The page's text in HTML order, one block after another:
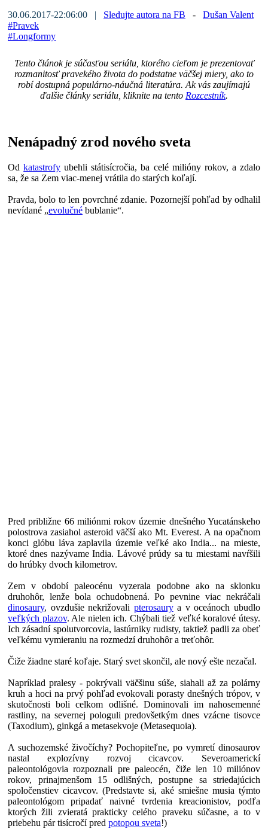
30.06.2017-22:06:00 | Sledujte autora na FB - Dušan Valent
#Pravek
#Longformy
Tento článok je súčasťou seriálu, ktorého cieľom je prezentovať
rozmanitosť pravekého života do podstatne väčšej miery, ako to
robí dostupná populárno-náučná literatúra. Ak vás zaujímajú
ďalšie články seriálu, kliknite na tento Rozcestník.
Nenápadný zrod nového sveta
Odkatastrofy ubehli státisícročia, ba celé milióny rokov, a zdalo
sa, že sa Zem viac-menej vrátila do starých koľají.
Pravda, bolo to len povrchné zdanie. Pozornejší pohľad by odhalil
nevídané „evolučné bublanie“.
Pred približne 66 miliónmi rokov územie dnešného Yucatánskeho
polostrova zasiahol asteroid väčší ako Mt. Everest. A na opačnom
konci glóbu láva zaplavila územie veľké ako India... na mieste,
ktoré dnes nazývame India. Lávové prúdy sa tu miestami navŕšili
do hrúbky dvoch kilometrov.
Zem v období paleocénu vyzerala podobne ako na sklonku
druhohôr, lenže bola ochudobnená. Po pevnine viac nekráčali
dinosaury, ovzdušie nekrižovali pterosaurya v oceánoch ubudlo
veľkých plazov. Ale nielen ich. Chýbali tiež veľké koralové útesy.
Ich zásadní spolutvorcovia, lastúrniky rudisty, taktiež padli za obeť
veľkému vymieraniu na rozmedzí druhohôr a treťohôr.
Čiže žiadne staré koľaje. Starý svet skončil, ale nový ešte nezačal.
Napríklad pralesy - pokrývali väčšinu súše, siahali až za polárny
kruh a hoci na prvý pohľad evokovali porasty dnešných trópov, v
skutočnosti boli celkom odlišné. Dominovali im nahosemenné
rastliny, na severnej pologuli predovšetkým dnes vzácne tisovce
(Taxodium), ginkgá a metasekvoje (Metasequoia).
A suchozemské živočíchy? Pochopiteľne, po vymretí dinosaurov
nastal explozívny rozvoj cicavcov. Severoamerickí
paleontológovia rozpoznali pre paleocén, čiže len 10 miliónov
rokov, prinajmenšom 15 odlišných, postupne sa striedajúcich
spoločenstiev cicavcov. (Predstavte si, aké smiešne musia týmto
paleontológom pripadať naivné tvrdenia kreacionistov, podľa
ktorých žili zvieratá prakticky celého praveku súčasne, a to v
priebehu pár tisícročí pred potopou sveta!)